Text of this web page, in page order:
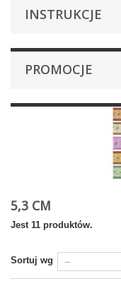
INSTRUKCJE
PROMOCJE
5,3 CM
Jest 11 produktów.
Sortuj wg